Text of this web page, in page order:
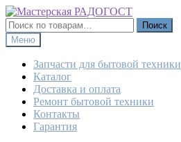
Перейти
к
навигации
Перейти
к
содержимому
Искать:
Поиск
Меню
Запчасти для бытовой техники
Каталог
Доставка и оплата
Ремонт бытовой техники
Контакты
Гарантия